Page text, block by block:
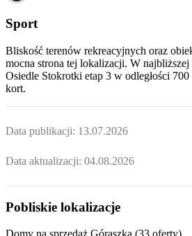
Sport
Bliskość terenów rekreacyjnych oraz
mocna strona tej lokalizacji. W
Osiedle Stokrotki etap 3 w odległości
kort.
Data publikacji: 13.07.2026
Data aktualizacji: 04.08.2026
Pobliskie lokalizacje